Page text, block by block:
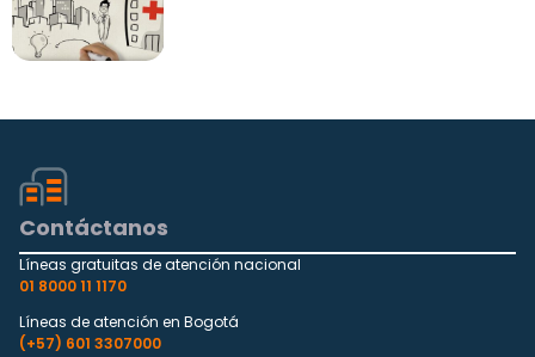
Contáctanos
Líneas gratuitas de atención nacional
01 8000 11 1170
Líneas de atención en Bogotá
(+57) 601 3307000